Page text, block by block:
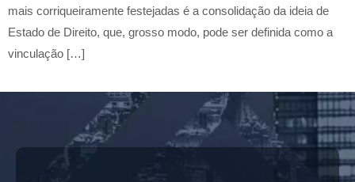
mais corriqueiramente festejadas é a consolidação da ideia de
Estado de Direito, que, grosso modo, pode ser definida como a
vinculação […]